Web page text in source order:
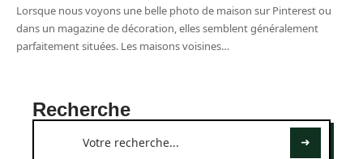
Lorsque nous voyons une belle photo de maison sur Pinterest ou
dans un magazine de décoration, elles semblent généralement
parfaitement situées. Les maisons voisines…
Recherche